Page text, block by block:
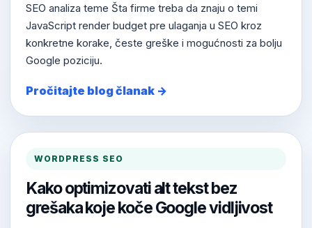
SEO analiza teme Šta firme treba da znaju o temi
JavaScript render budget pre ulaganja u SEO kroz
konkretne korake, česte greške i mogućnosti za bolju
Google poziciju.
Pročitajte blog članak →
WORDPRESS SEO
Kako optimizovati alt tekst bez
grešaka koje koče Google vidljivost